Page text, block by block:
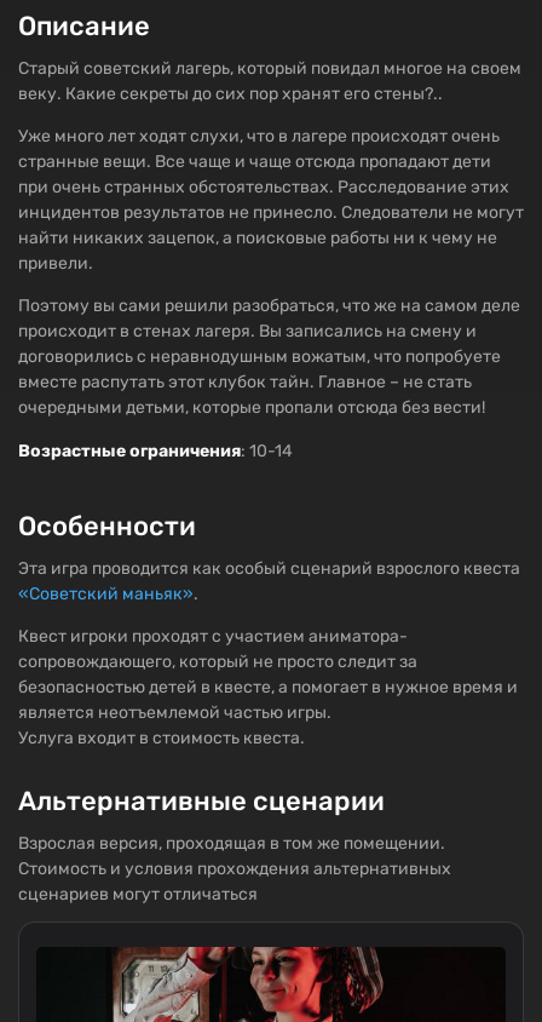
Описание
Старый советский лагерь, который повидал многое на своем
веку. Какие секреты до сих пор хранят его стены?..
Уже много лет ходят слухи, что в лагере происходят очень
странные вещи. Все чаще и чаще отсюда пропадают дети
при очень странных обстоятельствах. Расследование этих
инцидентов результатов не принесло. Следователи не могут
найти никаких зацепок, а поисковые работы ни к чему не
привели.
Поэтому вы сами решили разобраться, что же на самом деле
происходит в стенах лагеря. Вы записались на смену и
договорились с неравнодушным вожатым, что попробуете
вместе распутать этот клубок тайн. Главное – не стать
очередными детьми, которые пропали отсюда без вести!
Возрастные ограничения: 10-14
Особенности
Эта игра проводится как особый сценарий взрослого квеста
«Советский маньяк».
Квест игроки проходят с участием аниматора-
сопровождающего, который не просто следит за
безопасностью детей в квесте, а помогает в нужное время и
является неотъемлемой частью игры.
Услуга входит в стоимость квеста.
Альтернативные сценарии
Взрослая версия, проходящая в том же помещении.
Стоимость и условия прохождения альтернативных
сценариев могут отличаться